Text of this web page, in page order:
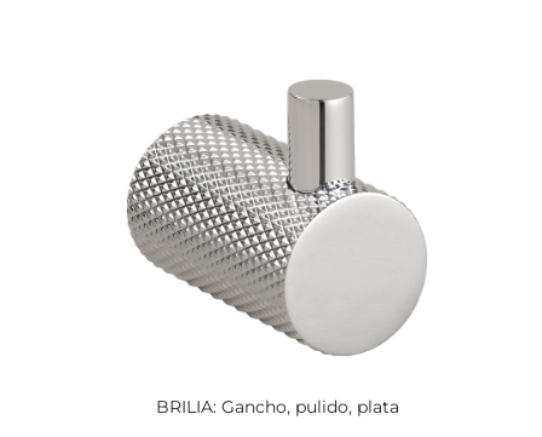
BRILIA: Gancho, pulido, plata